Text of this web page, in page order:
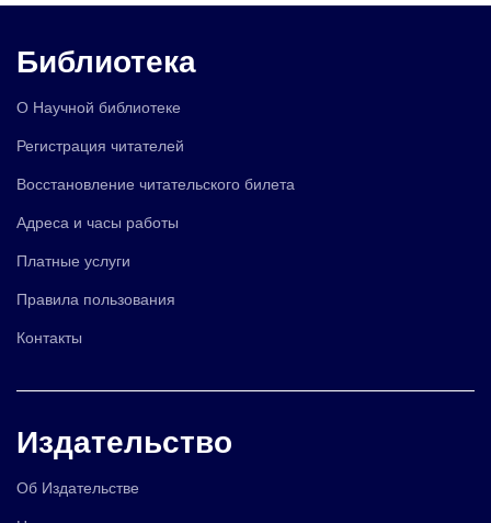
Библиотека
О Научной библиотеке
Регистрация читателей
Восстановление читательского билета
Адреса и часы работы
Платные услуги
Правила пользования
Контакты
Издательство
Об Издательстве